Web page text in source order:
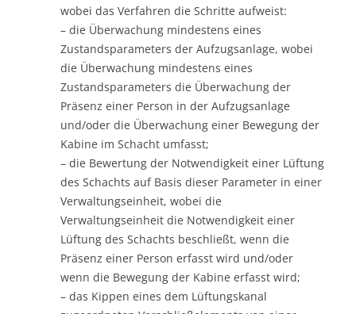
wobei das Verfahren die Schritte aufweist:
– die Überwachung mindestens eines
Zustandsparameters der Aufzugsanlage, wobei
die Überwachung mindestens eines
Zustandsparameters die Überwachung der
Präsenz einer Person in der Aufzugsanlage
und/oder die Überwachung einer Bewegung der
Kabine im Schacht umfasst;
– die Bewertung der Notwendigkeit einer Lüftung
des Schachts auf Basis dieser Parameter in einer
Verwaltungseinheit, wobei die
Verwaltungseinheit die Notwendigkeit einer
Lüftung des Schachts beschließt, wenn die
Präsenz einer Person erfasst wird und/oder
wenn die Bewegung der Kabine erfasst wird;
– das Kippen eines dem Lüftungskanal